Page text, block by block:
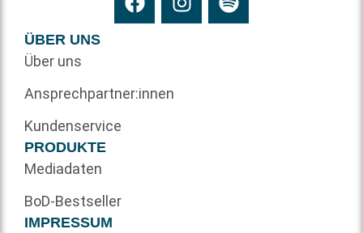
ÜBER UNS
Über uns
Ansprechpartner:innen
Kundenservice
PRODUKTE
Mediadaten
BoD-Bestseller
IMPRESSUM